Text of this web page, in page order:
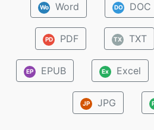
Wo Word DO DOC
PD PDF TX TXT
EP EPUB Ex Excel
JP JPG